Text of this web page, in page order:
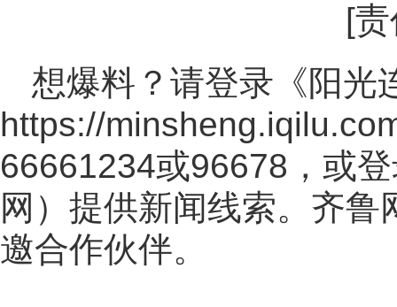
[
想爆料？请登录《阳光
https://
66661234或96678，或
网 ）提供新闻线索。齐鲁
邀合作伙伴。